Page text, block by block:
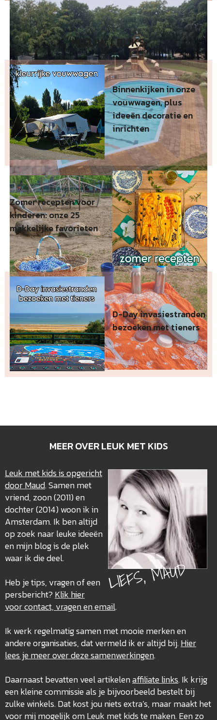
NIEUW LEUKS
Binnenkijken in onze
vouwwagen, plus
ideeën decoratie en
inrichten
Zomer recepten voor
kinderen: onze 25
makkelijke favorieten
D-Day invasiestranden
bezoeken met tieners
MEER OVER LEUK MET KIDS
LIEFS, MAUD
Leuk met kids is opgericht
door Maud. Samen met
vriend, zoon (2011) en
dochter (2014) woon ik in
Amsterdam. Ik ben altijd
op zoek naar leuke ideeën
en mijn blog is de plek
waar ik die deel.
Heb je tips, vragen of een
persbericht?Klik hier
voor contact, vragen en email.
Ik werk regelmatig samen met mooie merken en
andere organisaties, dat vermeld ik er altijd bij.Hier
lees je meer over dezesamenwerkingen.
Daarnaast bevatten veel artikelenaffiliate links. Ik krijg
een kleine commissie als je bijvoorbeeld bestelt bij
zulke winkels. Dat kost jou niets extra’s, maar maakt het
voor mij mogelijk om Leuk met kids te maken. Een zo